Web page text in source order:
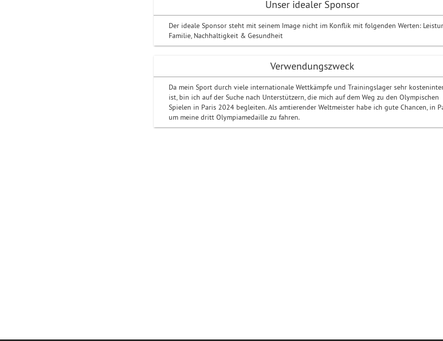
Unser idealer Sponsor
Der ideale Sponsor steht mit seinem Image nicht im Konflik mit folgenden Werten:
Familie, Nachhaltigkeit & Gesundheit
Verwendungszweck
Da mein Sport durch viele internationale Wettkämpfe und Trainingslager sehr
ist, bin ich auf der Suche nach Unterstützern, die mich auf dem Weg zu den Olympischen
Spielen in Paris 2024 begleiten. Als amtierender Weltmeister habe ich gute Chancen, in
um meine dritt Olympiamedaille zu fahren.